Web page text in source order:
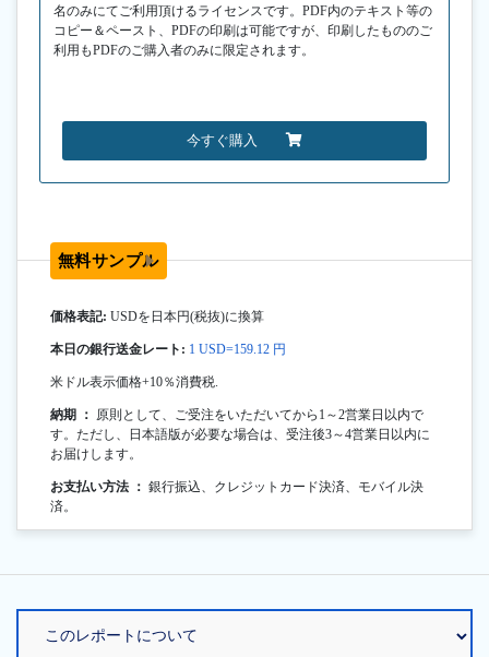
名のみにてご利用頂けるライセンスです。PDF内のテキスト等の
コピー＆ペースト、PDFの印刷は可能ですが、印刷したもののご
利用もPDFのご購入者のみに限定されます。
今すぐ購入
無料サンプル
価格表記: USDを日本円(税抜)に換算
本日の銀行送金レート: 1 USD=159.12 円
米ドル表示価格+10％消費税.
納期 ： 原則として、ご受注をいただいてから1～2営業日以内で
す。ただし、日本語版が必要な場合は、受注後3～4営業日以内に
お届けします。
お支払い方法 ： 銀行振込、クレジットカード決済、モバイル決
済。